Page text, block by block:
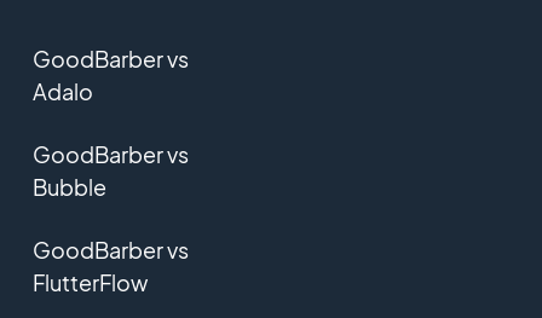
GoodBarber vs
Adalo
GoodBarber vs
Bubble
GoodBarber vs
FlutterFlow